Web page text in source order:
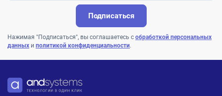
Подписаться
Нажимая "Подписаться", вы соглашаетесь с обработкой персональных
данных и политикой конфиденциальности.